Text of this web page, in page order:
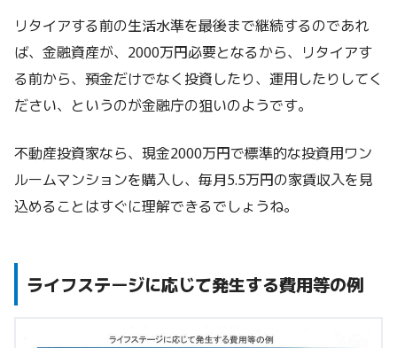
リタイアする前の生活水準を最後まで継続するのであれ
ば、金融資産が、2000万円必要となるから、リタイアす
る前から、預金だけでなく投資したり、運用したりしてく
ださい、というのが金融庁の狙いのようです。
不動産投資家なら、現金2000万円で標準的な投資用ワン
ルームマンションを購入し、毎月5.5万円の家賃収入を見
込めることはすぐに理解できるでしょうね。
ライフステージに応じて発生する費用等の例